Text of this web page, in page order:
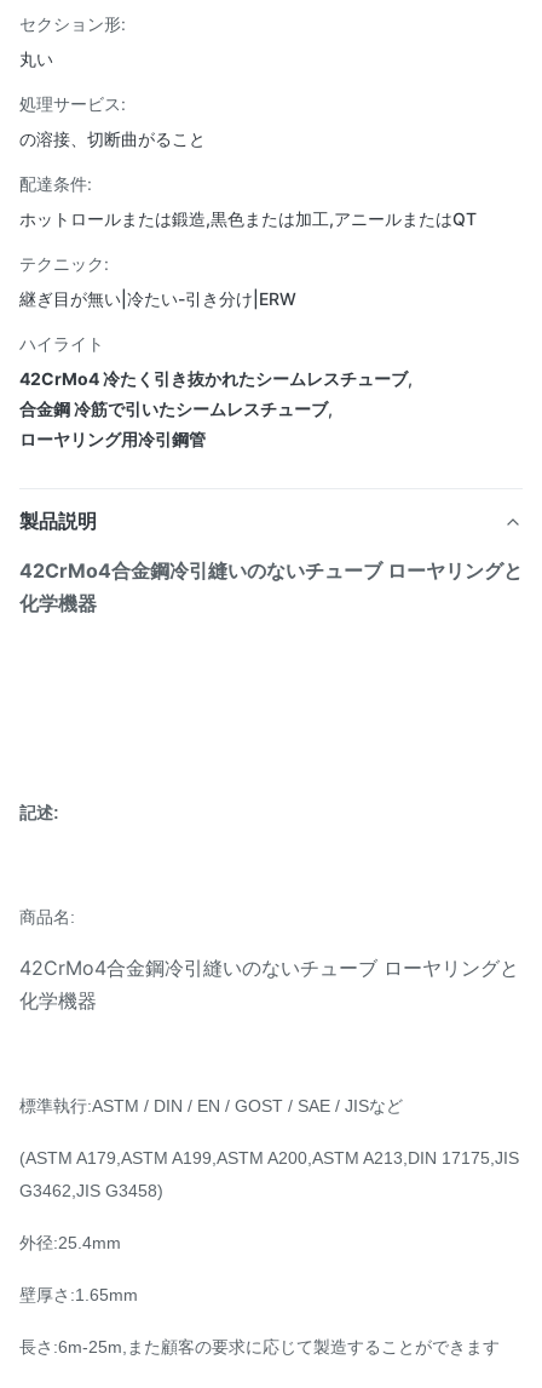
セクション形:
丸い
処理サービス:
の溶接、切断曲がること
配達条件:
ホットロールまたは鍛造,黒色または加工,アニールまたはQT
テクニック:
継ぎ目が無い|冷たい-引き分け|ERW
ハイライト
42CrMo4 冷たく引き抜かれたシームレスチューブ,
合金鋼 冷筋で引いたシームレスチューブ,
ローヤリング用冷引鋼管
製品説明
42CrMo4合金鋼冷引縫いのないチューブ ローヤリングと
化学機器
記述:
商品名:
42CrMo4合金鋼冷引縫いのないチューブ ローヤリングと
化学機器
標準執行:ASTM / DIN / EN / GOST / SAE / JISなど
(ASTM A179,ASTM A199,ASTM A200,ASTM A213,DIN 17175,JIS
G3462,JIS G3458)
外径:25.4mm
壁厚さ:1.65mm
長さ:6m-25m,また顧客の要求に応じて製造することができます